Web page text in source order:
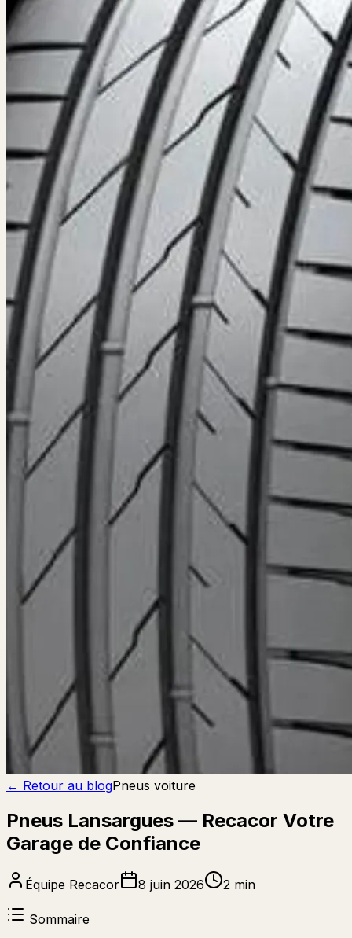
← Retour au blogPneus voiture
Pneus Lansargues — Recacor Votre
Garage de Confiance
Équipe Recacor 8 juin 2026 2 min
Sommaire